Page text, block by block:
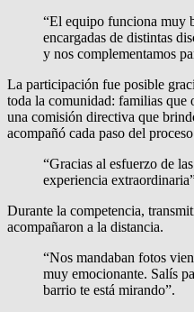
“El equipo funciona muy
encargadas de distintas
y nos complementamos
La participación fue posible
toda la comunidad: familias que
una comisión directiva que
acompañó cada paso del
“Gracias al esfuerzo de
experiencia
Durante la competencia,
acompañaron a la distancia.
“Nos mandaban fotos
muy emocionante. Salís
barrio te está mirando”.